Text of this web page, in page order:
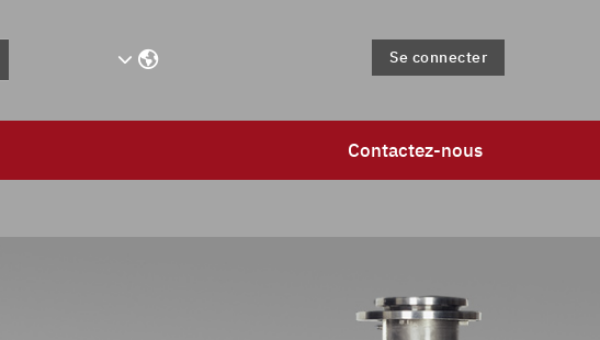
Se connecter
Contactez-nous